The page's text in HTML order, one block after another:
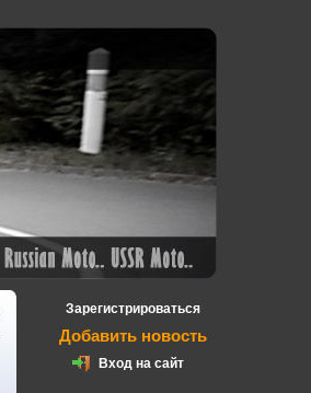
Зарегистрироваться
Добавить новость
Вход на сайт